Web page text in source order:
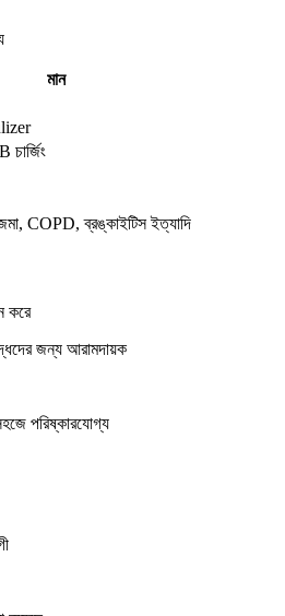
মান
চার্জিং
COPD, ব্রঙ্কাইটিস ইত্যাদি
করে
জন্য আরামদায়ক
পরিষ্কারযোগ্য